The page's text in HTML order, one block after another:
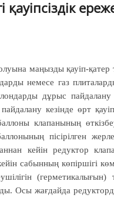
маңызды қауіп-
немесе газ
дұрыс пайдалану
кезінде өрт
кла­панының
пісірілген
кейін редуктор
сабынның көпіршігі
Осы жағдайда